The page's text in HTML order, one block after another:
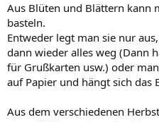
Aus Blüten und Blättern kann
basteln.
Entweder legt man sie nur
dann wieder alles weg (Dann
für Grußkarten usw.) oder
auf Papier und hängt sich das
Aus dem verschiedenen